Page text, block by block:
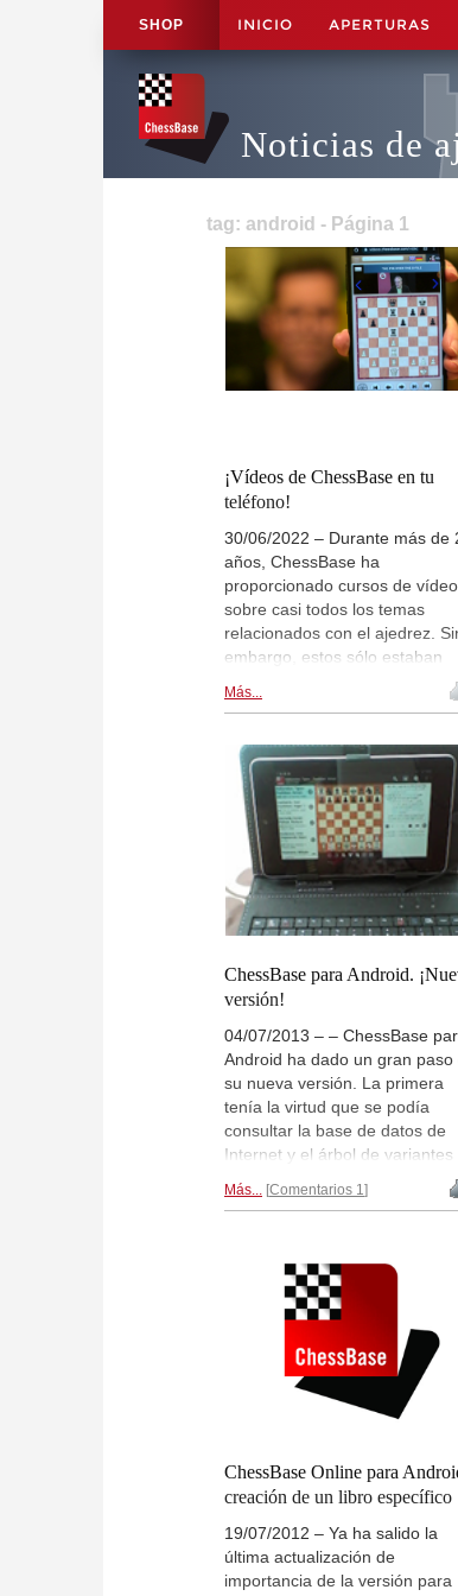
SHOP INICIO APERTURAS
Noticias de
tag: android - Página 1
¡Vídeos de ChessBase en tu
teléfono!
30/06/2022 – Durante más de
años, ChessBase ha
proporcionado cursos de vídeo
sobre casi todos los temas
relacionados con el ajedrez.
embargo, estos sólo estaban
disponibles para los usuarios
Windows. Ahora pueden ser
con un navegador moderno,
desde Macintosh a Linux, ¡e
incluso en smartphones! Aquí
tienes una guía.
Más...
ChessBase para Android.
versión!
04/07/2013 – – ChessBase
Android ha dado un gran paso
su nueva versión. La primera
tenía la virtud que se podía
consultar la base de datos de
Internet y el árbol de variantes
complementado con la
cambios de aspecto y otros de
más enjundia. Vea lo que
comentael MI Claudio Minzer
su reseña...
Más... Comentarios 1
ChessBase Online para
creación de un libro específico
19/07/2012 – Ya ha salido la
última actualización de
importancia de la versión para